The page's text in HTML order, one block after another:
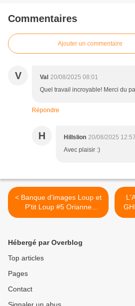
Commentaires
Ajouter un commentaire
V Val 20/08/2025 08:01
Quel travail incroyable! Merci du
Répondre
H Hillslion 20/08/2025 12:57
Avec plaisir :)
< Banque d'images Loup et
P'tit Loup #5 Orianne
Lallemand et Éléonore
Hébergé par Overblog
Top articles
Pages
Contact